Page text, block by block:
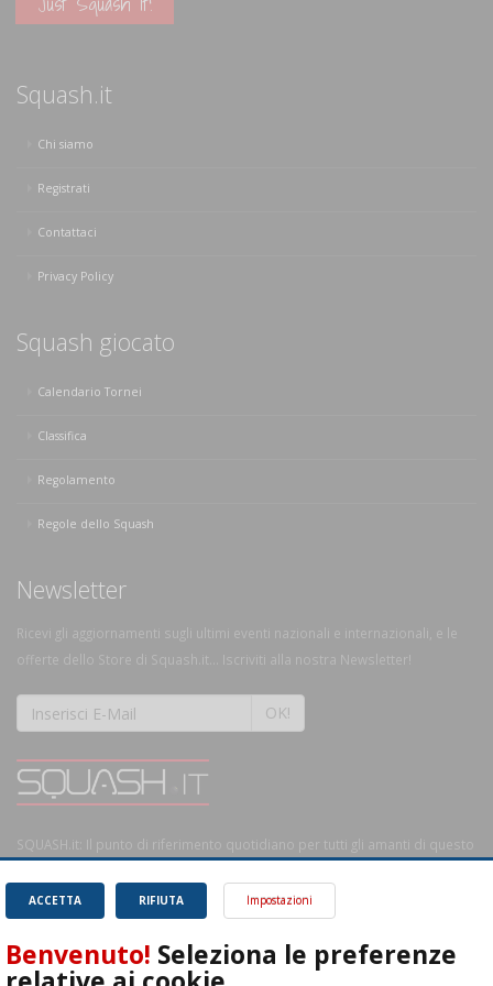
Squash.it
Chi siamo
Registrati
Contattaci
Privacy Policy
Squash giocato
Calendario Tornei
Classifica
Regolamento
Regole dello Squash
Newsletter
Ricevi gli aggiornamenti sugli ultimi eventi nazionali e internazionali, e le
offerte dello Store di Squash.it... Iscriviti alla nostra Newsletter!
OK!
SQUASH.it: Il punto di riferimento quotidiano per tutti gli amanti di questo
RIFIUTA
ACCETTA Impostazioni
Benvenuto! Seleziona le preferenze